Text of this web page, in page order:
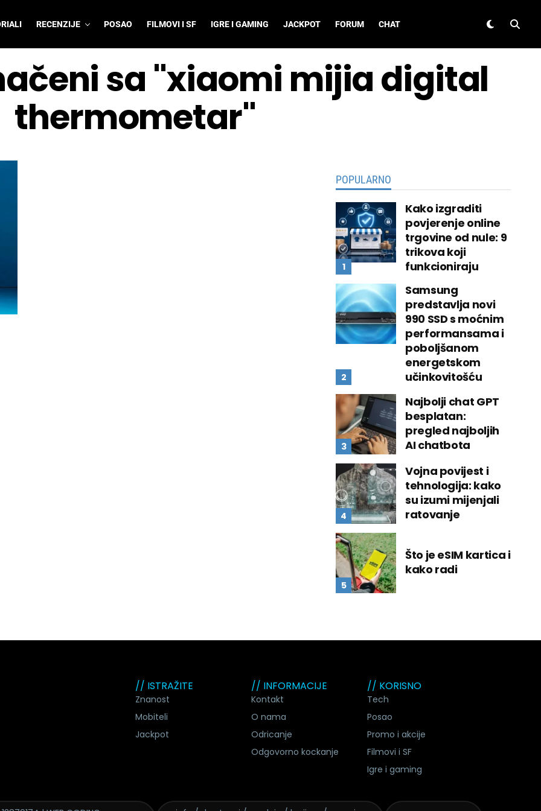
RECENZIJE POSAO FILMOVI I SF IGRE I GAMING JACKPOT FORUM CHAT
sa "xiaomi mijia digital
thermometar"
POPULARNO
Kako izgraditi
povjerenje online
trgovine od nule: 9
trikova koji
funkcioniraju
Samsung
predstavlja novi
990 SSD s moćnim
performansama i
poboljšanom
energetskom
učinkovitošću
Najbolji chat GPT
besplatan:
pregled najboljih
AI chatbota
Vojna povijest i
tehnologija: kako
su izumi mijenjali
ratovanje
Što je eSIM kartica i
kako radi
// ISTRAŽITE
Znanost
Mobiteli
Jackpot
// INFORMACIJE
Kontakt
O nama
Odricanje
Odgovorno kockanje
// KORISNO
Tech
Posao
Promo i akcije
Filmovi i SF
Igre i gaming